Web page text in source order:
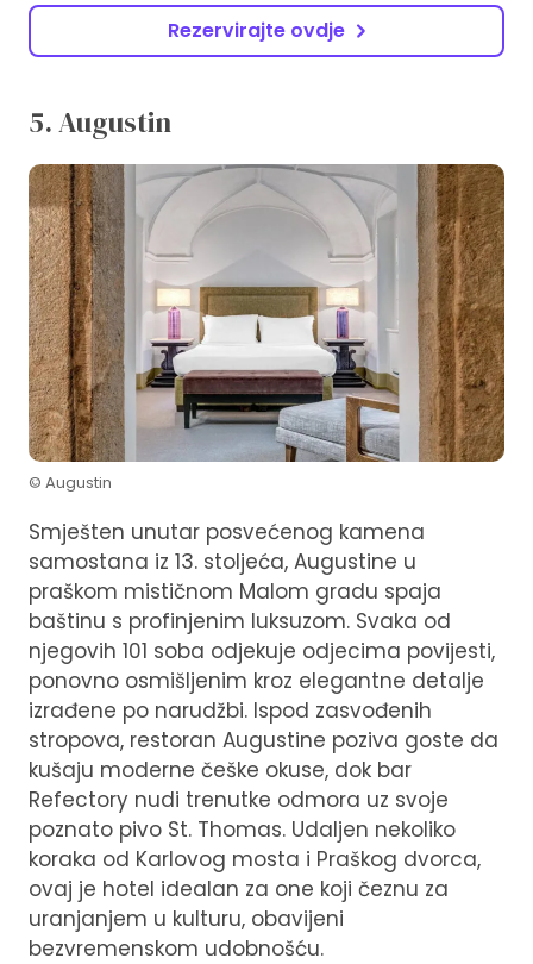
Rezervirajte ovdje
5. Augustin
© Augustin
Smješten unutar posvećenog kamena
samostana iz 13. stoljeća, Augustine u
praškom mističnom Malom gradu spaja
baštinu s profinjenim luksuzom. Svaka od
njegovih 101 soba odjekuje odjecima povijesti,
ponovno osmišljenim kroz elegantne detalje
izrađene po narudžbi. Ispod zasvođenih
stropova, restoran Augustine poziva goste da
kušaju moderne češke okuse, dok bar
Refectory nudi trenutke odmora uz svoje
poznato pivo St. Thomas. Udaljen nekoliko
koraka od Karlovog mosta i Praškog dvorca,
ovaj je hotel idealan za one koji čeznu za
uranjanjem u kulturu, obavijeni
bezvremenskom udobnošću.